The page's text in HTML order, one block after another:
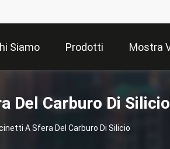
Siamo Prodotti Mostra
Del Carburo Di Silicio
A Sfera Del Carburo Di Silicio